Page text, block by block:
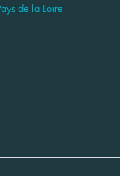
de la Loire